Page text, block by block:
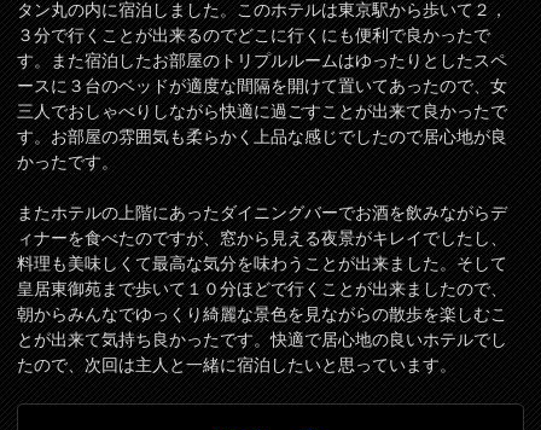
タン丸の内に宿泊しました。このホテルは東京駅から歩いて２，
３分で行くことが出来るのでどこに行くにも便利で良かったで
す。また宿泊したお部屋のトリプルルームはゆったりとしたスペ
ースに３台のベッドが適度な間隔を開けて置いてあったので、女
三人でおしゃべりしながら快適に過ごすことが出来て良かったで
す。お部屋の雰囲気も柔らかく上品な感じでしたので居心地が良
かったです。
またホテルの上階にあったダイニングバーでお酒を飲みながらデ
ィナーを食べたのですが、窓から見える夜景がキレイでしたし、
料理も美味しくて最高な気分を味わうことが出来ました。そして
皇居東御苑まで歩いて１０分ほどで行くことが出来ましたので、
朝からみんなでゆっくり綺麗な景色を見ながらの散歩を楽しむこ
とが出来て気持ち良かったです。快適で居心地の良いホテルでし
たので、次回は主人と一緒に宿泊したいと思っています。